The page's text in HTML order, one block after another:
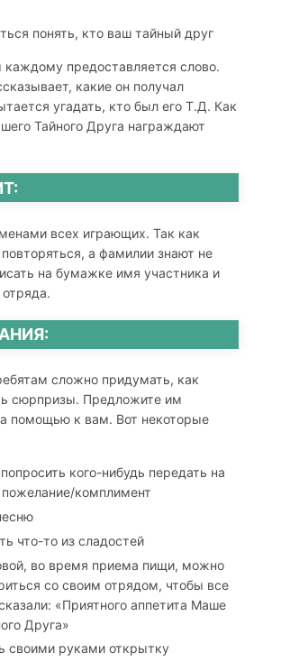
понять, кто ваш тайный друг
каждому предоставляется слово.
какие он получал
угадать, кто был его Т.Д. Как
Тайного Друга награждают
всех играющих. Так как
а фамилии знают не
на бумажке имя участника и
отряда.
сложно придумать, как
сюрпризы. Предложите им
помощью к вам. Вот некоторые
кого-нибудь передать на
пожелание/комплимент
что-то из сладостей
во время приема пищи, можно
со своим отрядом, чтобы все
«Приятного аппетита Маше
Друга»
своими руками открытку